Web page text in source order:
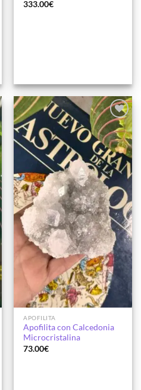
333.00€
Añadir
a la
lista de
deseos
APOFILITA
Apofilita con Calcedonia
Microcristalina
73.00€